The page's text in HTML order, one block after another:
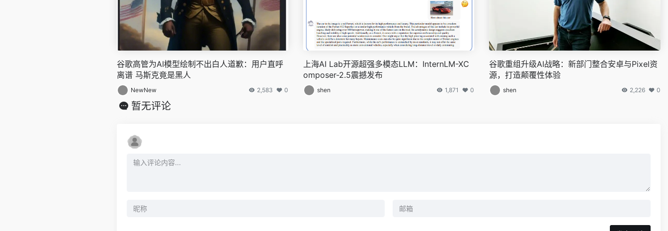
谷歌高管为AI模型绘制不出白人道歉：用户直呼
离谱 马斯克竟是黑人
NewNew 2,583 0
上海AI Lab开源超强多模态LLM：InternLM-XC
omposer-2.5震撼发布
shen 1,871 0
谷歌重组升级AI战略：新部门整合安卓与Pixel资
源，打造颠覆性体验
shen 2,226 0
暂无评论